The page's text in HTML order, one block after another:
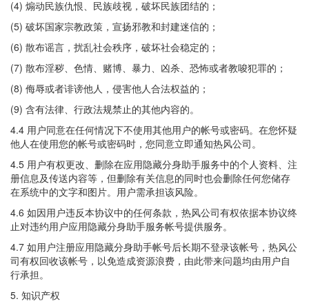
(4) 煽动民族仇恨、民族歧视，破坏民族团结的；
(5) 破坏国家宗教政策，宣扬邪教和封建迷信的；
(6) 散布谣言，扰乱社会秩序，破坏社会稳定的；
(7) 散布淫秽、色情、赌博、暴力、凶杀、恐怖或者教唆犯罪的；
(8) 侮辱或者诽谤他人，侵害他人合法权益的；
(9) 含有法律、行政法规禁止的其他内容的。
4.4 用户同意在任何情况下不使用其他用户的帐号或密码。在您怀疑
他人在使用您的帐号或密码时，您同意立即通知热风公司。
4.5 用户有权更改、删除在应用隐藏分身助手服务中的个人资料、注
册信息及传送内容等，但删除有关信息的同时也会删除任何您储存
在系统中的文字和图片。用户需承担该风险。
4.6 如因用户违反本协议中的任何条款，热风公司有权依据本协议终
止对违约用户应用隐藏分身助手服务帐号提供服务。
4.7 如用户注册应用隐藏分身助手帐号后长期不登录该帐号，热风公
司有权回收该帐号，以免造成资源浪费，由此带来问题均由用户自
行承担。
5. 知识产权